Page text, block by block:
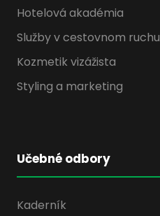
Hotelová akadémia
Služby v cestovnom ruchu
Kozmetik vizážista
Styling a marketing
Učebné odbory
Kaderník